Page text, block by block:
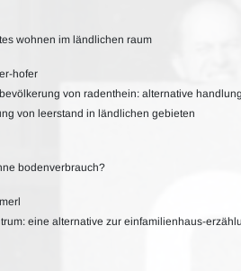
wohnen im ländlichen raum
hofer
von radenthein: alternative
von leerstand in ländlichen gebieten
bodenverbrauch?
eine alternative zur einfamilienhaus-